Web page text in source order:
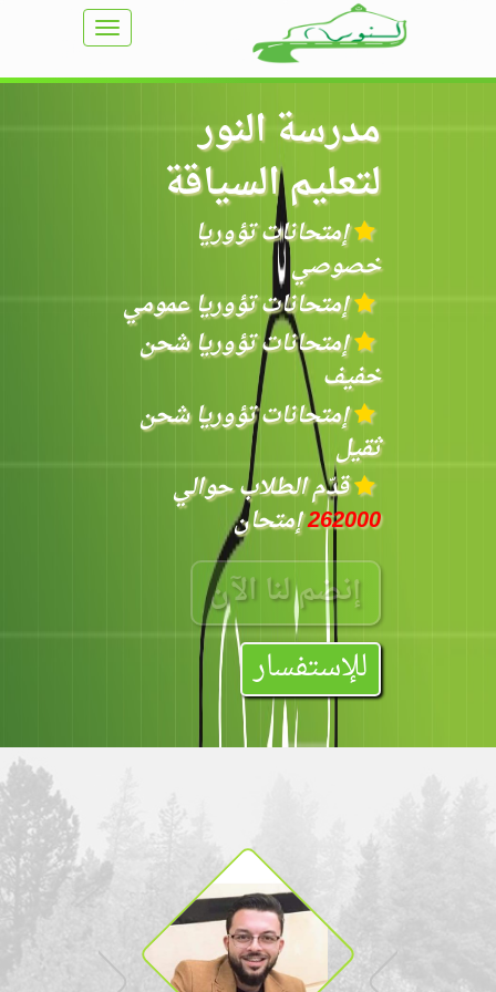
TOGGLE
NAVIGATION
مدرسة النور
لتعليم السياقة
إمتحانات تؤوريا
خصوصي
إمتحانات تؤوريا عمومي
إمتحانات تؤوريا شحن
خفيف
إمتحانات تؤوريا شحن
ثقيل
قدّم الطلاب حوالي
262000إمتحان
إنضم لنا الآن
للإستفسار